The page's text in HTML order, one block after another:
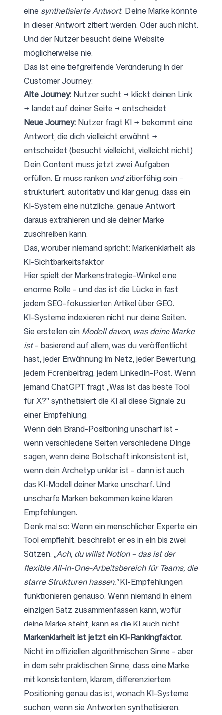
eine synthetisierte Antwort. Deine Marke könnte
in dieser Antwort zitiert werden. Oder auch nicht.
Und der Nutzer besucht deine Website
möglicherweise nie.
Das ist eine tiefgreifende Veränderung in der
Customer Journey:
Alte Journey: Nutzer sucht → klickt deinen Link
→ landet auf deiner Seite → entscheidet
Neue Journey: Nutzer fragt KI → bekommt eine
Antwort, die dich vielleicht erwähnt →
entscheidet (besucht vielleicht, vielleicht nicht)
Dein Content muss jetzt zwei Aufgaben
erfüllen. Er muss ranken undzitierfähig sein –
strukturiert, autoritativ und klar genug, dass ein
KI-System eine nützliche, genaue Antwort
daraus extrahieren und sie deiner Marke
zuschreiben kann.
Das, worüber niemand spricht: Markenklarheit als
KI-Sichtbarkeitsfaktor
Hier spielt der Markenstrategie-Winkel eine
enorme Rolle – und das ist die Lücke in fast
jedem SEO-fokussierten Artikel über GEO.
KI-Systeme indexieren nicht nur deine Seiten.
Sie erstellen ein Modell davon, was deine Marke
ist– basierend auf allem, was du veröffentlicht
hast, jeder Erwähnung im Netz, jeder Bewertung,
jedem Forenbeitrag, jedem LinkedIn-Post. Wenn
jemand ChatGPT fragt „Was ist das beste Tool
für X?" synthetisiert die KI all diese Signale zu
einer Empfehlung.
Wenn dein Brand-Positioning unscharf ist –
wenn verschiedene Seiten verschiedene Dinge
sagen, wenn deine Botschaft inkonsistent ist,
wenn dein Archetyp unklar ist – dann ist auch
das KI-Modell deiner Marke unscharf. Und
unscharfe Marken bekommen keine klaren
Empfehlungen.
Denk mal so: Wenn ein menschlicher Experte ein
Tool empfiehlt, beschreibt er es in ein bis zwei
Sätzen. „Ach, du willst Notion – das ist der
flexible All-in-One-Arbeitsbereich für Teams, die
starre Strukturen hassen."KI-Empfehlungen
funktionieren genauso. Wenn niemand in einem
einzigen Satz zusammenfassen kann, wofür
deine Marke steht, kann es die KI auch nicht.
Markenklarheit ist jetzt ein KI-Rankingfaktor.
Nicht im offiziellen algorithmischen Sinne – aber
in dem sehr praktischen Sinne, dass eine Marke
mit konsistentem, klarem, differenziertem
Positioning genau das ist, wonach KI-Systeme
suchen, wenn sie Antworten synthetisieren.